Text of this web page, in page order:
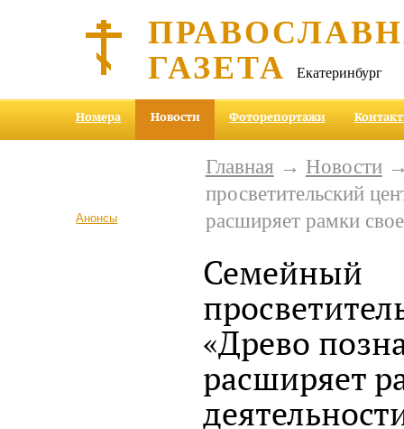
ГАЗЕТА Екатеринбург
Номера Новости Фоторепортажи
Анонсы
Главная → Новости→
просветительский
расширяет рамки
Семейный
«Древо
расширяет